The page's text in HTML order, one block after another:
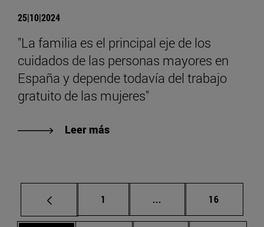
25|10|2024
"La familia es el principal eje de los
cuidados de las personas mayores en
España y depende todavía del trabajo
gratuito de las mujeres"
Leer más
Página
1 ... Páginas intermedias
Página
16